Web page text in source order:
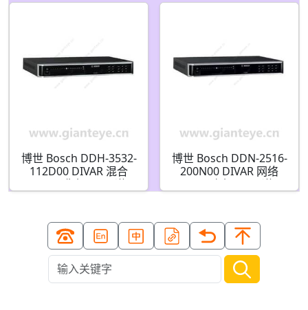
博世 Bosch DDH-3532-
112D00 DIVAR 混合
3000 录像机 16 通道 /
16 通道 IP 1x2TB 硬盘
博世 Bosch DDN-2516-
200N00 DIVAR 网络
2000 录音机 16 通道 IP
无硬盘无 DVD